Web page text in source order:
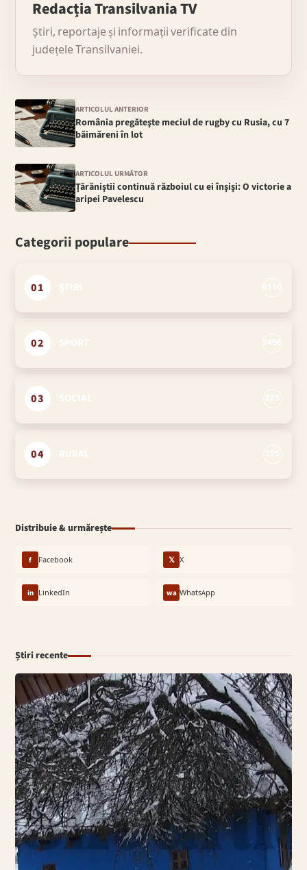
Redacția Transilvania TV
Știri, reportaje și informații verificate din
județele Transilvaniei.
ARTICOLUL ANTERIOR
România pregăteşte meciul de rugby cu Rusia, cu 7
băimăreni în lot
ARTICOLUL URMĂTOR
Ţărăniştii continuă războiul cu ei înşişi: O victorie a
aripei Pavelescu
Categorii populare
01
02
03
04
Distribuie & urmărește
f Facebook 𝕏 X
in LinkedIn wa WhatsApp
Știri recente